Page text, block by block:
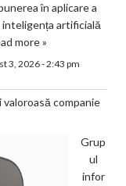
în aplicare a
artificială
more »
3, 2026 - 2:43 pm
companie
Grup
ul
infor